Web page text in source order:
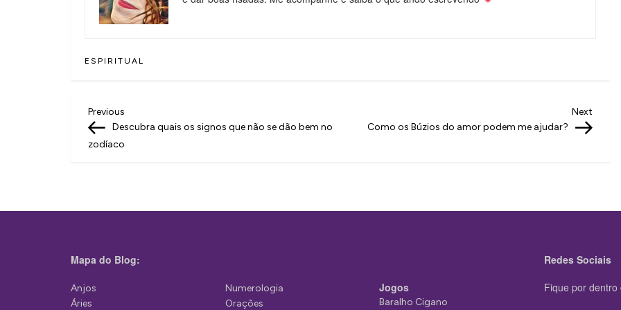
ESPIRITUAL
N
a
g
ç
o
Previous
Post
Previous
Descubra quais os signos que não se dão bem no
zodíaco
Post
Next
Como os Búzios do amor podem me ajudar?
Mapa do Blog:
Anjos
Áries
Numerologia
Orações
Jogos
Baralho Cigano
Redes Sociais
Fique por